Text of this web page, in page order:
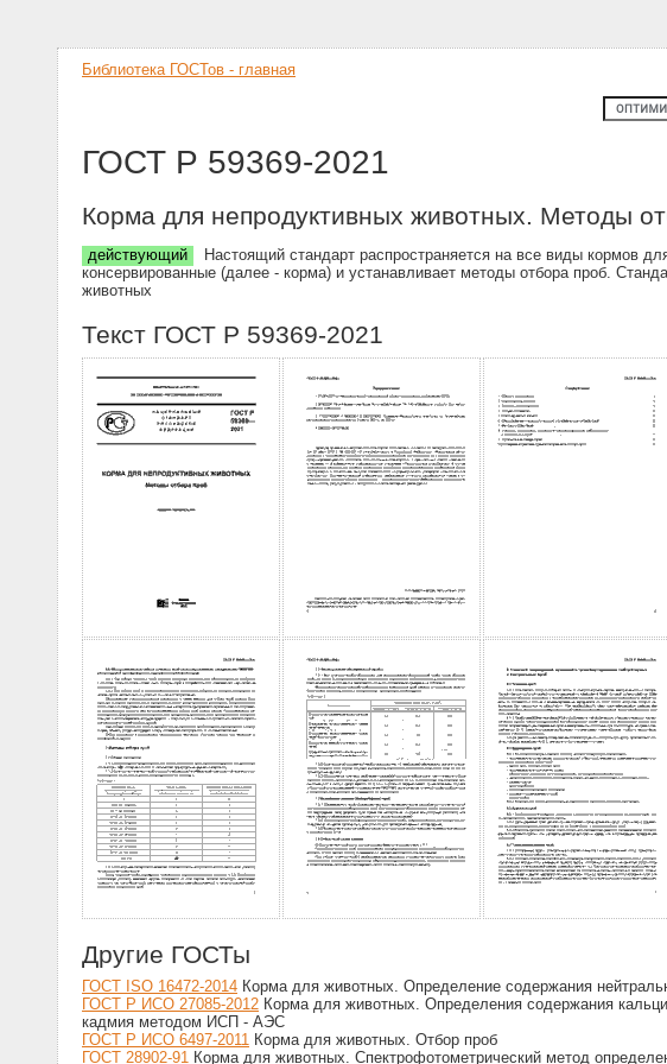
Библиотека ГОСТов - главная
ГОСТ Р 59369-2021
Корма для непродуктивных животных. Методы
действующий
Настоящий стандарт распространяется на все виды кормов
консервированные (далее - корма) и устанавливает методы отбора проб.
животных
Текст ГОСТ Р 59369-2021
Другие ГОСТы
ГОСТ ISO 16472-2014 Корма для животных. Определение содержания
ГОСТ Р ИСО 27085-2012 Корма для животных. Определения содержания
кадмия методом ИСП - АЭС
ГОСТ Р ИСО 6497-2011 Корма для животных. Отбор проб
ГОСТ 28902-91 Корма для животных. Спектрофотометрический метод